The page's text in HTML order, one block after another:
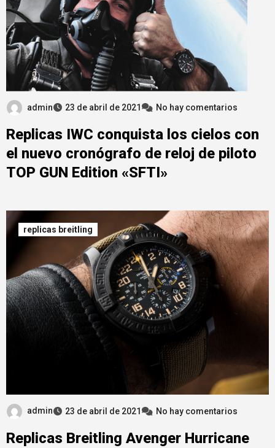
admin 23 de abril de 2021 No hay comentarios
Replicas IWC conquista los cielos con
el nuevo cronógrafo de reloj de piloto
TOP GUN Edition «SFTI»
replicas breitling
admin 23 de abril de 2021 No hay comentarios
Replicas Breitling Avenger Hurricane